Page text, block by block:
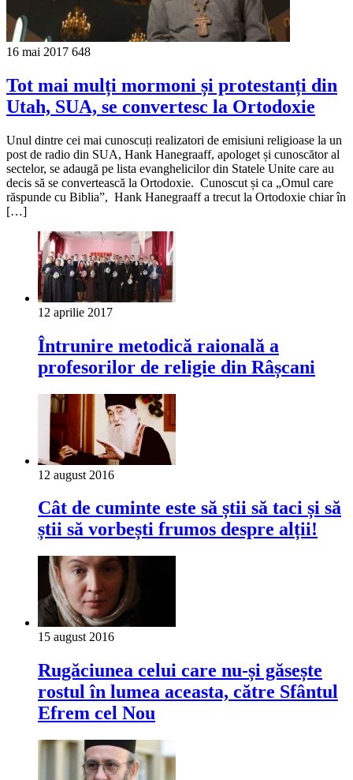
16 mai 2017 648
Tot mai mulți mormoni și protestanți din
Utah, SUA, se convertesc la Ortodoxie
Unul dintre cei mai cunoscuți realizatori de emisiuni religioase la un
post de radio din SUA, Hank Hanegraaff, apologet și cunoscător al
sectelor, se adaugă pe lista evanghelicilor din Statele Unite care au
decis să se convertească la Ortodoxie. Cunoscut și ca „Omul care
răspunde cu Biblia”, Hank Hanegraaff a trecut la Ortodoxie chiar în
[…]
12 aprilie 2017
Întrunire metodică raională a
profesorilor de religie din Râșcani
12 august 2016
Cât de cuminte este să știi să taci și să
știi să vorbești frumos despre alții!
15 august 2016
Rugăciunea celui care nu-și găsește
rostul în lumea aceasta, către Sfântul
Efrem cel Nou